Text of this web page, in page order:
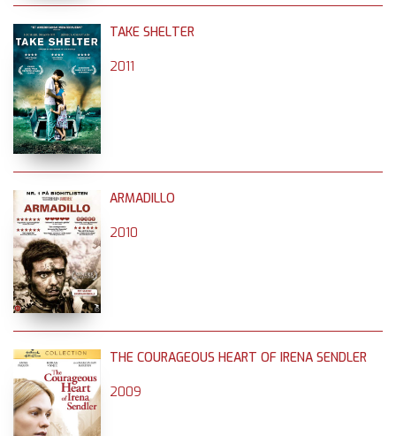
TAKE SHELTER
2011
ARMADILLO
2010
THE COURAGEOUS HEART OF IRENA SENDLER
2009